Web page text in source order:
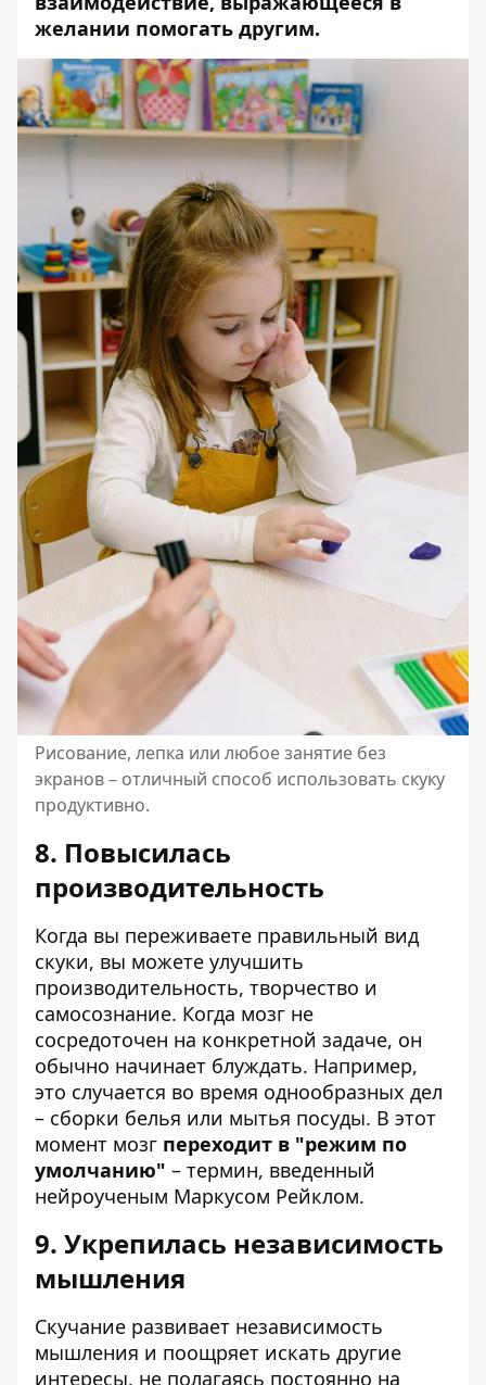
желании помогать другим.
Рисование, лепка или любое занятие без
экранов – отличный способ использовать скуку
продуктивно.
8. Повысилась
производительность
Когда вы переживаете правильный вид
скуки, вы можете улучшить
производительность, творчество и
самосознание. Когда мозг не
сосредоточен на конкретной задаче, он
обычно начинает блуждать. Например,
это случается во время однообразных дел
– сборки белья или мытья посуды. В этот
момент мозг переходит в "режим по
умолчанию" – термин, введенный
нейроученым Маркусом Рейклом.
9. Укрепилась независимость
мышления
Скучание развивает независимость
мышления и поощряет искать другие
интересы, не полагаясь постоянно на